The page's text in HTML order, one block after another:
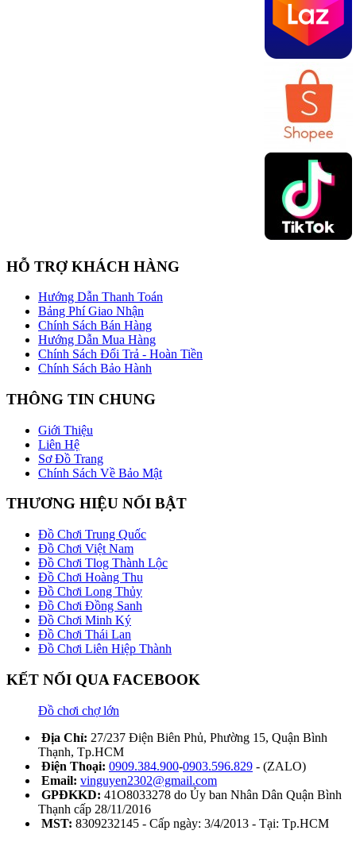
HỖ TRỢ KHÁCH HÀNG
Hướng Dẫn Thanh Toán
Bảng Phí Giao Nhận
Chính Sách Bán Hàng
Hướng Dẫn Mua Hàng
Chính Sách Đổi Trả - Hoàn Tiền
Chính Sách Bảo Hành
THÔNG TIN CHUNG
Giới Thiệu
Liên Hệ
Sơ Đồ Trang
Chính Sách Về Bảo Mật
THƯƠNG HIỆU NỔI BẬT
Đồ Chơi Trung Quốc
Đồ Chơi Việt Nam
Đồ Chơi Tlog Thành Lộc
Đồ Chơi Hoàng Thu
Đồ Chơi Long Thủy
Đồ Chơi Đồng Sanh
Đồ Chơi Minh Ký
Đồ Chơi Thái Lan
Đồ Chơi Liên Hiệp Thành
KẾT NỐI QUA FACEBOOK
Đồ chơi chợ lớn
Địa Chỉ: 27/237 Điện Biên Phủ, Phường 15, Quận Bình
Thạnh, Tp.HCM
Điện Thoại: 0909.384.900-0903.596.829 - (ZALO)
Email: vinguyen2302@gmail.com
GPĐKKD: 41O8033278 do Ủy ban Nhân Dân Quận Bình
Thạnh cấp 28/11/2016
MST: 8309232145 - Cấp ngày: 3/4/2013 - Tại: Tp.HCM